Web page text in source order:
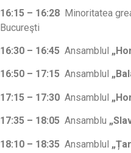
16:15 – 16:28 Minoritatea
Bucureşti
16:30 – 16:45 Ansamblul
16:50 – 17:15 Ansamblul
17:15 – 17:30 Ansamblul
17:35 – 18:05 Ansamblu
18:10 – 18:35 Ansamblul